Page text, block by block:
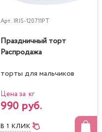
Арт. IRIS-120711PT
Праздничный торт
Распродажа
торты для мальчиков
Цена за кг
990 руб.
В 1 КЛИК